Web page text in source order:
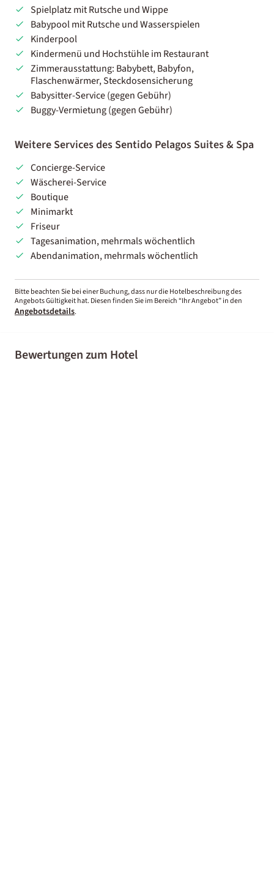
Spielplatz mit Rutsche und Wippe
Babypool mit Rutsche und Wasserspielen
Kinderpool
Kindermenü und Hochstühle im Restaurant
Zimmerausstattung: Babybett, Babyfon,
Flaschenwärmer, Steckdosensicherung
Babysitter-Service (gegen Gebühr)
Buggy-Vermietung (gegen Gebühr)
Weitere Services des Sentido Pelagos Suites & Spa
Concierge-Service
Wäscherei-Service
Boutique
Minimarkt
Friseur
Tagesanimation, mehrmals wöchentlich
Abendanimation, mehrmals wöchentlich
Bitte beachten Sie bei einer Buchung, dass nur die Hotelbeschreibung des
Angebots Gültigkeit hat. Diesen finden Sie im Bereich “Ihr Angebot” in den
Angebotsdetails.
Bewertungen zum Hotel